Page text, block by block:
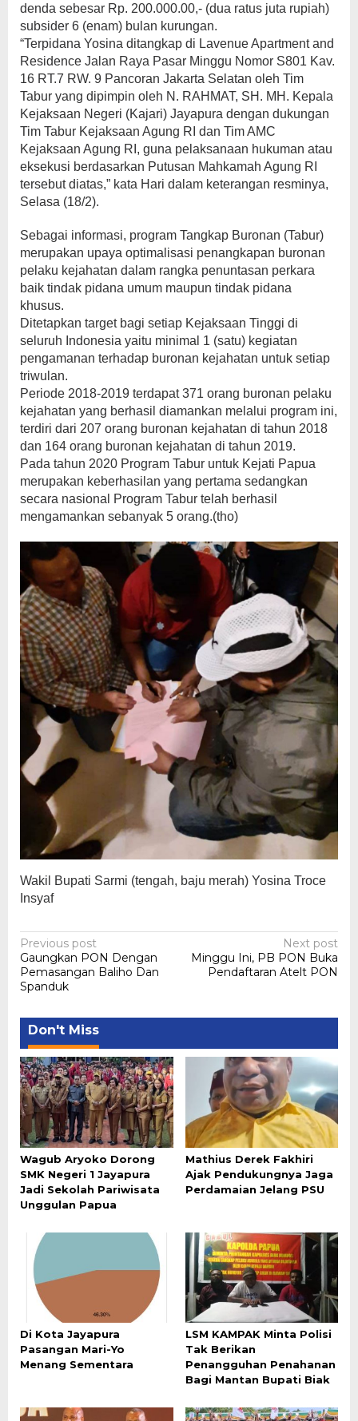
denda sebesar Rp. 200.000.00,- (dua ratus juta rupiah)
subsider 6 (enam) bulan kurungan.
“Terpidana Yosina ditangkap di Lavenue Apartment and
Residence Jalan Raya Pasar Minggu Nomor S801 Kav.
16 RT.7 RW. 9 Pancoran Jakarta Selatan oleh Tim
Tabur yang dipimpin oleh N. RAHMAT, SH. MH. Kepala
Kejaksaan Negeri (Kajari) Jayapura dengan dukungan
Tim Tabur Kejaksaan Agung RI dan Tim AMC
Kejaksaan Agung RI, guna pelaksanaan hukuman atau
eksekusi berdasarkan Putusan Mahkamah Agung RI
tersebut diatas,” kata Hari dalam keterangan resminya,
Selasa (18/2).
Sebagai informasi, program Tangkap Buronan (Tabur)
merupakan upaya optimalisasi penangkapan buronan
pelaku kejahatan dalam rangka penuntasan perkara
baik tindak pidana umum maupun tindak pidana
khusus.
Ditetapkan target bagi setiap Kejaksaan Tinggi di
seluruh Indonesia yaitu minimal 1 (satu) kegiatan
pengamanan terhadap buronan kejahatan untuk setiap
triwulan.
Periode 2018-2019 terdapat 371 orang buronan pelaku
kejahatan yang berhasil diamankan melalui program ini,
terdiri dari 207 orang buronan kejahatan di tahun 2018
dan 164 orang buronan kejahatan di tahun 2019.
Pada tahun 2020 Program Tabur untuk Kejati Papua
merupakan keberhasilan yang pertama sedangkan
secara nasional Program Tabur telah berhasil
mengamankan sebanyak 5 orang.(tho)
Wakil Bupati Sarmi (tengah, baju merah) Yosina Troce
Insyaf
Post
navigation
Previous post
Gaungkan PON Dengan
Pemasangan Baliho Dan
Spanduk
Next post
Minggu Ini, PB PON Buka
Pendaftaran Atelt PON
Don't Miss
Wagub Aryoko Dorong
SMK Negeri 1 Jayapura
Jadi Sekolah Pariwisata
Unggulan Papua
Mathius Derek Fakhiri
Ajak Pendukungnya Jaga
Perdamaian Jelang PSU
Di Kota Jayapura
Pasangan Mari-Yo
Menang Sementara
LSM KAMPAK Minta Polisi
Tak Berikan
Penangguhan Penahanan
Bagi Mantan Bupati Biak